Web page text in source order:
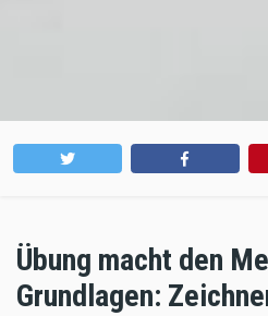
Übung macht den
Grundlagen: